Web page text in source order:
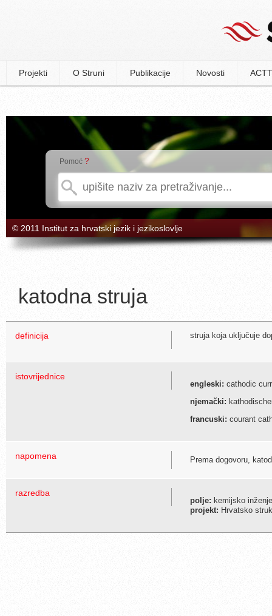
Projekti O Struni Publikacije Novosti
Pomoć ?
© 2011 Institut za hrvatski jezik i jezikoslovlje
katodna struja
definicija struja koja uključuje
istovrijednice
engleski: cathodic
njemački:
francuski: courant
napomena Prema dogovoru,
razredba
polje: kemijsko
projekt: Hrvatsko